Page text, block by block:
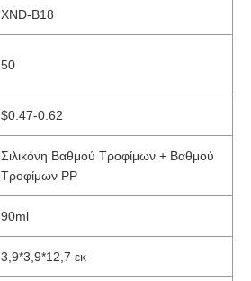
XND-B18
50
$0.47-0.62
Σιλικόνη Βαθμού Τροφίμων + Βαθμού
Τροφίμων PP
90ml
3,9*3,9*12,7 εκ